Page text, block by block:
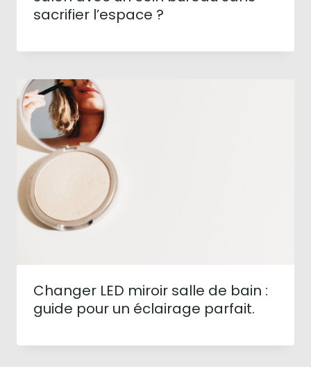
sacrifier l’espace ?
Changer LED miroir salle de bain :
guide pour un éclairage parfait.